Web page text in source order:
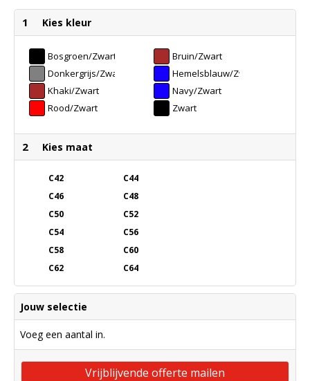
1 Kies kleur
Bosgroen/Zwart
Bruin/Zwart
Donkergrijs/Zwart
Hemelsblauw/Zwart
Khaki/Zwart
Navy/Zwart
Rood/Zwart
Zwart
2 Kies maat
C42
C44
C46
C48
C50
C52
C54
C56
C58
C60
C62
C64
Jouw selectie
Voeg een aantal in.
Vrijblijvende offerte mailen